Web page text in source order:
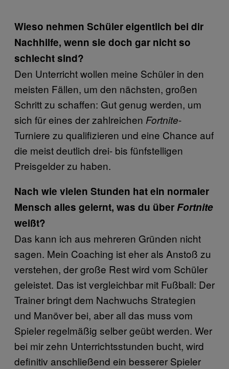
Wieso nehmen Schüler eigentlich bei dir
Nachhilfe, wenn sie doch gar nicht so
schlecht sind?
Den Unterricht wollen meine Schüler in den
meisten Fällen, um den nächsten, großen
Schritt zu schaffen: Gut genug werden, um
sich für eines der zahlreichen Fortnite-
Turniere zu qualifizieren und eine Chance auf
die meist deutlich drei- bis fünfstelligen
Preisgelder zu haben.
Nach wie vielen Stunden hat ein normaler
Mensch alles gelernt, was du überFortnite
weißt?
Das kann ich aus mehreren Gründen nicht
sagen. Mein Coaching ist eher als Anstoß zu
verstehen, der große Rest wird vom Schüler
geleistet. Das ist vergleichbar mit Fußball: Der
Trainer bringt dem Nachwuchs Strategien
und Manöver bei, aber all das muss vom
Spieler regelmäßig selber geübt werden. Wer
bei mir zehn Unterrichtsstunden bucht, wird
definitiv anschließend ein besserer Spieler